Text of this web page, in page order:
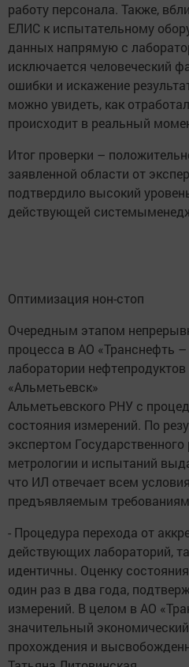
работу персонала. Также,
ЕЛИС к испытательному
данных напрямую с
исключается человеческий
ошибки и искажение
можно увидеть, как
происходит в реальный
Итог проверки –
заявленной области от
подтвердило высокий
действующей
Оптимизация нон-стоп
Очередным этапом
процесса в АО «Транснефть
лаборатории
«Альметьевск»
Альметьевского РНУ с
состояния измерений. По
экспертом
метрологии и испытаний
что ИЛ отвечает всем
предъявляемым
- Процедура перехода от
действующих лабораторий,
идентичны. Оценку
один раз в два года,
измерений. В целом в АО
значительный
прохождения и